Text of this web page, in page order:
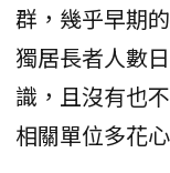
群，幾乎早期
獨居長者人數
識，且沒有也
相關單位多花